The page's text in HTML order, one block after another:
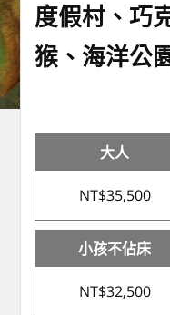
度假村、巧
猴、海洋公
大人
NT$35,500
小孩不佔床
NT$32,500